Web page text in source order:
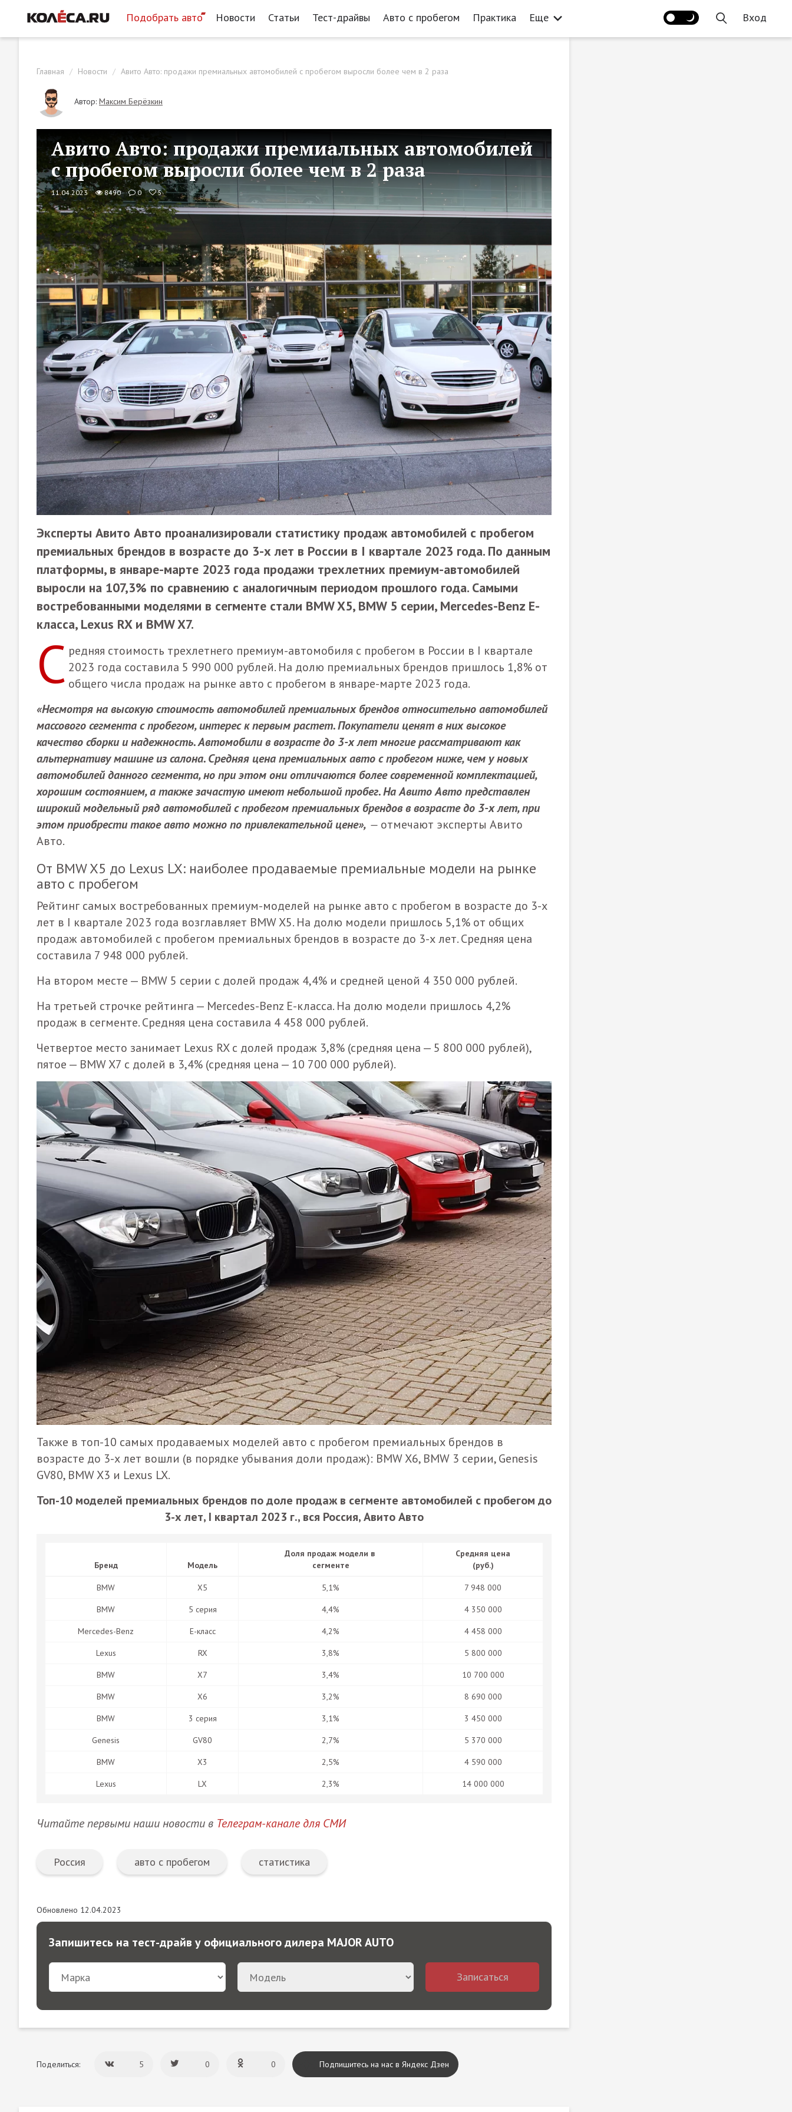
Подобрать авто Новости Статьи Тест-драйвы Авто с пробегом Практика Еще Вход
Главная Новости Авито Авто: продажи премиальных автомобилей с пробегом выросли более чем в 2 раза
Автор: Максим Берёзкин
Авито Авто: продажи премиальных автомобилей
с пробегом выросли более чем в 2 раза
11.04.2023 8490 0 5
Эксперты Авито Авто проанализировали статистику продаж автомобилей с пробегом
премиальных брендов в возрасте до 3-х лет в России в I квартале 2023 года. По данным
платформы, в январе-марте 2023 года продажи трехлетних премиум-автомобилей
выросли на 107,3% по сравнению с аналогичным периодом прошлого года. Самыми
востребованными моделями в сегменте стали BMW X5, BMW 5 серии, Mercedes-Benz E-
класса, Lexus RX и BMW X7.
С редняя стоимость трехлетнего премиум-автомобиля с пробегом в России в I квартале
2023 года составила 5 990 000 рублей. На долю премиальных брендов пришлось 1,8% от
общего числа продаж на рынке авто с пробегом в январе-марте 2023 года.
«Несмотря на высокую стоимость автомобилей премиальных брендов относительно автомобилей
массового сегмента с пробегом, интерес к первым растет. Покупатели ценят в них высокое
качество сборки и надежность. Автомобили в возрасте до 3-х лет многие рассматривают как
альтернативу машине из салона. Средняя цена премиальных авто с пробегом ниже, чем у новых
автомобилей данного сегмента, но при этом они отличаются более современной комплектацией,
хорошим состоянием, а также зачастую имеют небольшой пробег. На Авито Авто представлен
широкий модельный ряд автомобилей с пробегом премиальных брендов в возрасте до 3-х лет, при
этом приобрести такое авто можно по привлекательной цене», — отмечают эксперты Авито
Авто.
От BMW X5 до Lexus LX: наиболее продаваемые премиальные модели на рынке
авто с пробегом
Рейтинг самых востребованных премиум-моделей на рынке авто с пробегом в возрасте до 3-х
лет в I квартале 2023 года возглавляет BMW X5. На долю модели пришлось 5,1% от общих
продаж автомобилей с пробегом премиальных брендов в возрасте до 3-х лет. Средняя цена
составила 7 948 000 рублей.
На втором месте — BMW 5 серии с долей продаж 4,4% и средней ценой 4 350 000 рублей.
На третьей строчке рейтинга — Mercedes-Benz E-класса. На долю модели пришлось 4,2%
продаж в сегменте. Средняя цена составила 4 458 000 рублей.
Четвертое место занимает Lexus RX с долей продаж 3,8% (средняя цена — 5 800 000 рублей),
пятое — BMW X7 с долей в 3,4% (средняя цена — 10 700 000 рублей).
Также в топ-10 самых продаваемых моделей авто с пробегом премиальных брендов в
возрасте до 3-х лет вошли (в порядке убывания доли продаж): BMW X6, BMW 3 серии, Genesis
GV80, BMW X3 и Lexus LX.
Топ-10 моделей премиальных брендов по доле продаж в сегменте автомобилей с пробегом до
3-х лет, I квартал 2023 г., вся Россия, Авито Авто
Бренд Модель
Доля продаж модели в
сегменте
Средняя цена
(руб.)
BMW X5 5,1% 7 948 000
BMW 5 серия 4,4% 4 350 000
Mercedes-Benz Е-класс 4,2% 4 458 000
Lexus RX 3,8% 5 800 000
BMW X7 3,4% 10 700 000
BMW X6 3,2% 8 690 000
BMW 3 серия 3,1% 3 450 000
Genesis GV80 2,7% 5 370 000
BMW X3 2,5% 4 590 000
Lexus LX 2,3% 14 000 000
Читайте первыми наши новости в Телеграм-канале для СМИ
Россия авто с пробегом статистика
Обновлено 12.04.2023
Запишитесь на тест-драйв у официального дилера MAJOR AUTO
Записаться
Поделиться: 5 0 0 Подпишитесь на нас в Яндекс Дзен